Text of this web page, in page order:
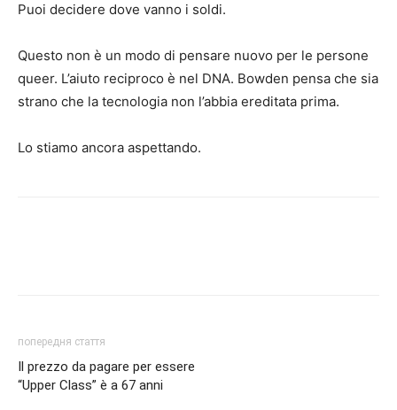
Puoi decidere dove vanno i soldi.
Questo non è un modo di pensare nuovo per le persone
queer. L’aiuto reciproco è nel DNA. Bowden pensa che sia
strano che la tecnologia non l’abbia ereditata prima.
Lo stiamo ancora aspettando.
попередня стаття
Il prezzo da pagare per essere
“Upper Class” è a 67 anni